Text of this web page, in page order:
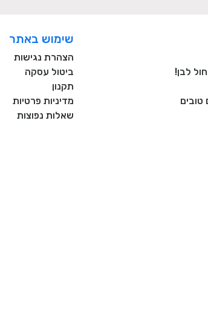
שימוש באתר
הצהרת נגישות
ביטול עסקה
תקנון
מדיניות פרטיות
שאלות נפוצות